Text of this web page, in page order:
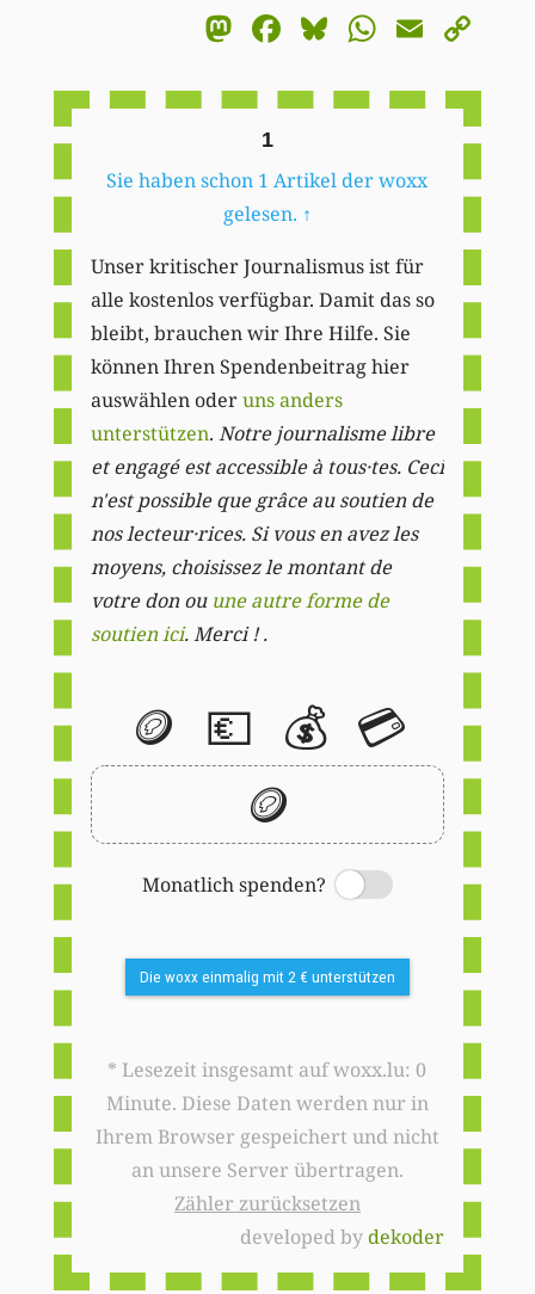
Mastodon
Facebook
BlueskyEmail
1
Sie haben schon 1 Artikel der woxx
gelesen. ↑
Unser kritischer Journalismus ist für
alle kostenlos verfügbar. Damit das so
bleibt, brauchen wir Ihre Hilfe. Sie
können Ihren Spendenbeitrag hier
auswählen oderuns anders
unterstützen. Notre journalisme libre
et engagé est accessible à tous·tes. Ceci
n'est possible que grâce au soutien de
nos lecteur·rices. Si vous en avez les
moyens, choisissez le montant de
votre don ou une autre forme de
soutien ici. Merci ! .
🪙 💶 💰 💳
🪙
Monatlich spenden?
Switch
Die woxx einmalig mit 2 € unterstützen
* Lesezeit insgesamt auf woxx.lu: 0
Minute. Diese Daten werden nur in
Ihrem Browser gespeichert und nicht
an unsere Server übertragen.
Zähler zurücksetzen
developed bydekoder